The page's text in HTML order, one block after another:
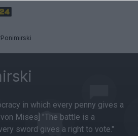
in which every penny gives a
Mises] "The battle is a
sword gives a right to vote."